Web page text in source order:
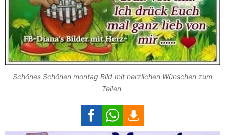
Schönes Schönen montag Bild mit herzlichen Wünschen zum
Teilen.